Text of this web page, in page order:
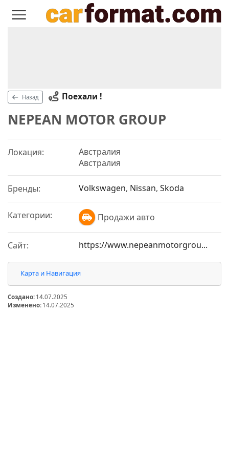
Назад Поехали !
NEPEAN MOTOR GROUP
Локация:
Австралия
Австралия
Бренды: Volkswagen, Nissan,Skoda
Категории: Продажи авто
Сайт: https://www.nepeanmotorgrou...
Карта и Навигация
Создано:14.07.2025
Изменено:14.07.2025